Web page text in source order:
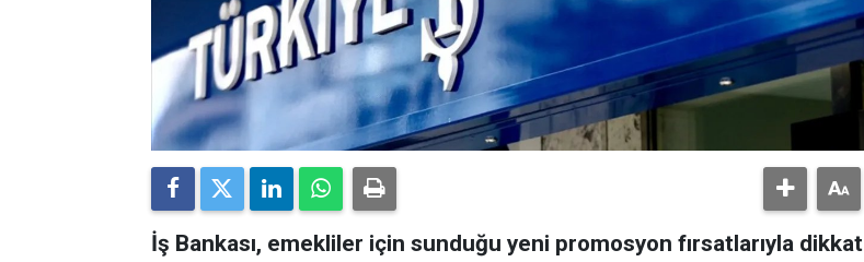
İş Bankası, emekliler için sunduğu yeni promosyon fırsatlarıyla dikkat